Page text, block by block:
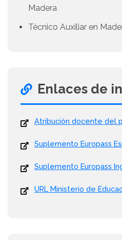
Madera
Técnico Auxiliar en
Enlaces de
Atribución docente del
Suplemento Europass
Suplemento Europass
URL Ministerio de